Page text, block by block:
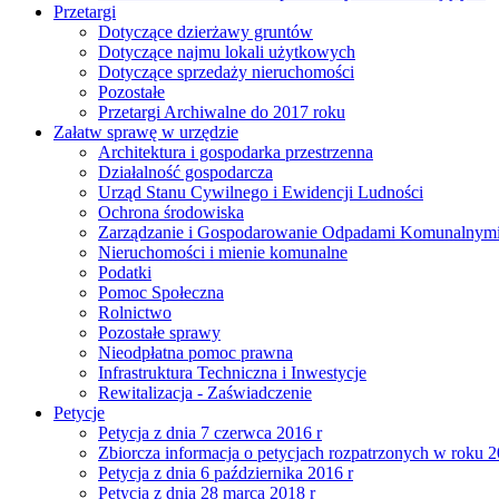
Przetargi
Dotyczące dzierżawy gruntów
Dotyczące najmu lokali użytkowych
Dotyczące sprzedaży nieruchomości
Pozostałe
Przetargi Archiwalne do 2017 roku
Załatw sprawę w urzędzie
Architektura i gospodarka przestrzenna
Działalność gospodarcza
Urząd Stanu Cywilnego i Ewidencji Ludności
Ochrona środowiska
Zarządzanie i Gospodarowanie Odpadami Komunalnymi
Nieruchomości i mienie komunalne
Podatki
Pomoc Społeczna
Rolnictwo
Pozostałe sprawy
Nieodpłatna pomoc prawna
Infrastruktura Techniczna i Inwestycje
Rewitalizacja - Zaświadczenie
Petycje
Petycja z dnia 7 czerwca 2016 r
Zbiorcza informacja o petycjach rozpatrzonych w roku
Petycja z dnia 6 października 2016 r
Petycja z dnia 28 marca 2018 r